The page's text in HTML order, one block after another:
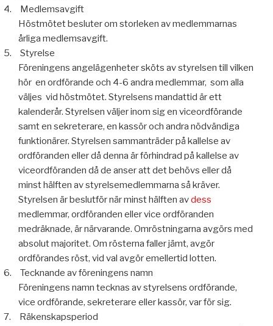
4.
Medlemsavgift
Höstmötet besluter om storleken av medlemmarnas
årliga medlemsavgift.
5.
Styrelse
Föreningens angelägenheter sköts av styrelsen till vilken
hör en ordförande och 4-6 andra medlemmar, som alla
väljes vid höstmötet. Styrelsens mandattid är ett
kalenderår. Styrelsen väljer inom sig en viceordförande
samt en sekreterare, en kassör och andra nödvändiga
funktionärer. Styrelsen sammanträder på kallelse av
ordföranden eller då denna är förhindrad på kallelse av
viceordföranden då de anser att det behövs eller då
minst hälften av styrelsemedlemmarna så kräver.
Styrelsen är beslutför när minst hälften avdess
medlemmar, ordföranden eller vice ordföranden
medräknade, är närvarande. Omröstningarna avgörs med
absolut majoritet. Om rösterna faller jämt, avgör
ordförandes röst, vid val avgör emellertid lotten.
6.
Tecknande av föreningens namn
Föreningens namn tecknas av styrelsens ordförande,
vice ordförande, sekreterare eller kassör, var för sig.
7.
Räkenskapsperiod